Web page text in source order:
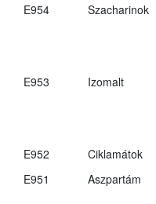
E954
Szacharinok
E953 Izomalt
E952 Ciklamátok
E951
Aszpartám